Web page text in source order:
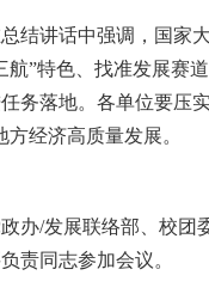
结讲话中强调，国家
航”特色、找准发展赛
务落地。各单位要压
方经济高质量发展。
办/发展联络部、校团
责同志参加会议。